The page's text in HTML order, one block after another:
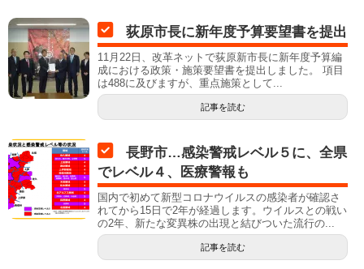
荻原市長に新年度予算要望書を提出
11月22日、改革ネットで荻原新市長に新年度予算編
成における政策・施策要望書を提出しました。 項目
は488に及びますが、重点施策として...
記事を読む
長野市…感染警戒レベル５に、全県
でレベル４、医療警報も
国内で初めて新型コロナウイルスの感染者が確認さ
れてから15日で2年が経過します。ウイルスとの戦い
の2年、新たな変異株の出現と結びついた流行の...
記事を読む